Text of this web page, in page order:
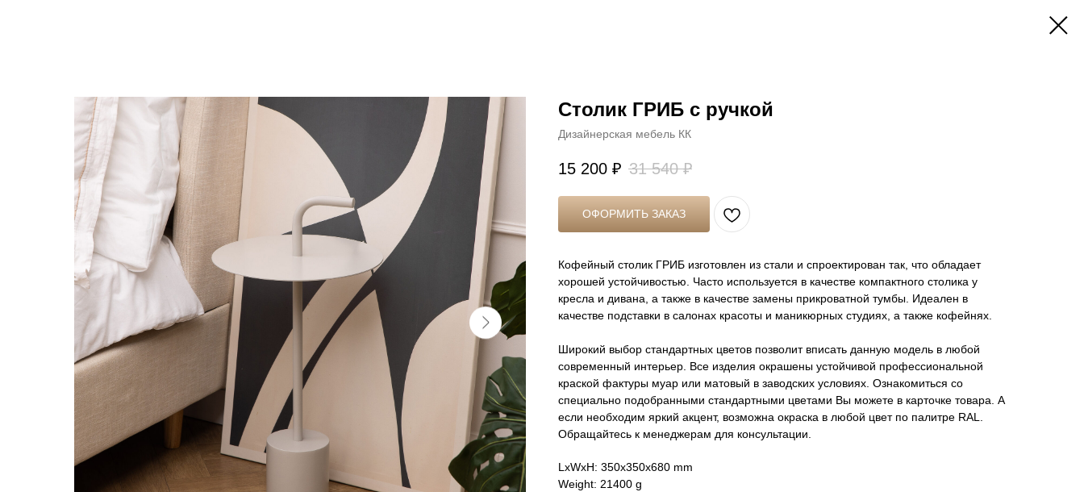
Столик ГРИБ с ручкой
Дизайнерская мебель КК
15 200 ₽ 31 540 ₽
ОФОРМИТЬ ЗАКАЗ
Кофейный столик ГРИБ изготовлен из стали и спроектирован так, что обладает
хорошей устойчивостью. Часто используется в качестве компактного столика у
кресла и дивана, а также в качестве замены прикроватной тумбы. Идеален в
качестве подставки в салонах красоты и маникюрных студиях, а также кофейнях.
Широкий выбор стандартных цветов позволит вписать данную модель в любой
современный интерьер. Все изделия окрашены устойчивой профессиональной
краской фактуры муар или матовый в заводских условиях. Ознакомиться со
специально подобранными стандартными цветами Вы можете в карточке товара. А
если необходим яркий акцент, возможна окраска в любой цвет по палитре RAL.
Обращайтесь к менеджерам для консультации.
LxWxH: 350x350x680 mm
Weight: 21400 g